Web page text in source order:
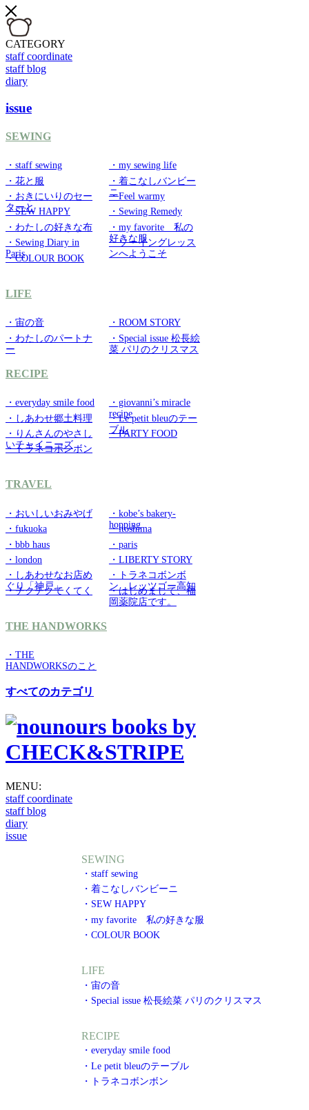
CATEGORY
staff coordinate
staff blog
diary
issue
SEWING
・staff sewing
・my sewing life
・花と服
・着こなしバンビー
ニ
・おきにいりのセー
ターと
・Feel warmy
・SEW HAPPY
・Sewing Remedy
・わたしの好きな布
・my favorite 私の
好きな服
・Sewing Diary in
Paris
・ソーイングレッス
ンへようこそ
・COLOUR BOOK
LIFE
・宙の音
・ROOM STORY
・わたしのパートナ
ー
・Special issue 松長絵
菜 パリのクリスマス
RECIPE
・everyday smile food
・giovanni’s miracle
recipe
・しあわせ郷土料理
・Le petit bleuのテー
ブル
・りんさんのやさし
いチャイニーズ
・PARTY FOOD
・トラネコボンボン
TRAVEL
・おいしいおみやげ
・kobe’s bakery-
hopping
・fukuoka
・itoshima
・bbb haus
・paris
・london
・LIBERTY STORY
・しあわせなお店め
ぐり「神戸」
・トラネコボンボ
ン レッツゴー高知
・チクチクてくてく
・はじめまして、福
岡薬院店です。
THE HANDWORKS
・THE
HANDWORKSのこと
すべてのカテゴリ
MENU:
staff coordinate
staff blog
diary
issue
SEWING
・staff sewing
・着こなしバンビーニ
・SEW HAPPY
・my favorite 私の好きな服
・COLOUR BOOK
LIFE
・宙の音
・Special issue 松長絵菜 パリのクリスマス
RECIPE
・everyday smile food
・Le petit bleuのテーブル
・トラネコボンボン